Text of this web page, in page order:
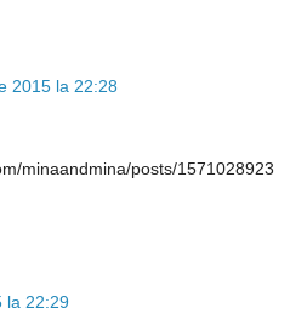
2015 la 22:28
minaandmina/posts/1571028923
la 22:29